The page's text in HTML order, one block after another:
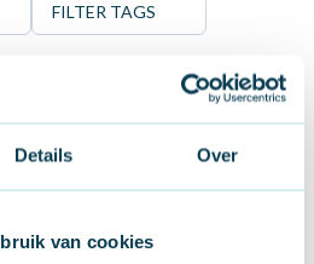
Details Over
van cookies
FILTER TAGS